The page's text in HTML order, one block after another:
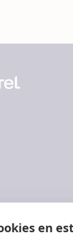
en